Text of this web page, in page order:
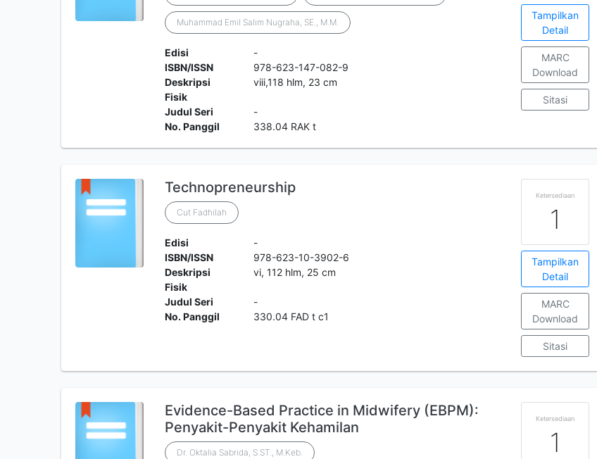
Muhammad Emil Salim Nugraha, SE., M.M.
Edisi
-
ISBN/ISSN
978-623-147-082-9
Deskripsi
Fisik
viii,118 hlm, 23 cm
Judul Seri
-
No. Panggil
338.04 RAK t
Tampilkan
Detail
MARC
Download
Sitasi
Technopreneurship
Cut Fadhilah
Edisi
-
ISBN/ISSN
978-623-10-3902-6
Deskripsi
Fisik
vi, 112 hlm, 25 cm
Judul Seri
-
No. Panggil
330.04 FAD t c1
Ketersediaan
1
Tampilkan
Detail
MARC
Download
Sitasi
Evidence-Based Practice in Midwifery (EBPM):
Penyakit-Penyakit Kehamilan
Dr. Oktalia Sabrida, S.ST., M.Keb.
Ketersediaan
1